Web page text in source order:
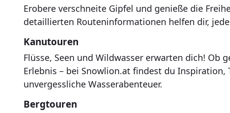
Erobere verschneite Gipfel und genieße die
detaillierten Routeninformationen helfen dir,
Kanutouren
Flüsse, Seen und Wildwasser erwarten dich! Ob
Erlebnis – bei Snowlion.at findest du
unvergessliche Wasserabenteuer.
Bergtouren